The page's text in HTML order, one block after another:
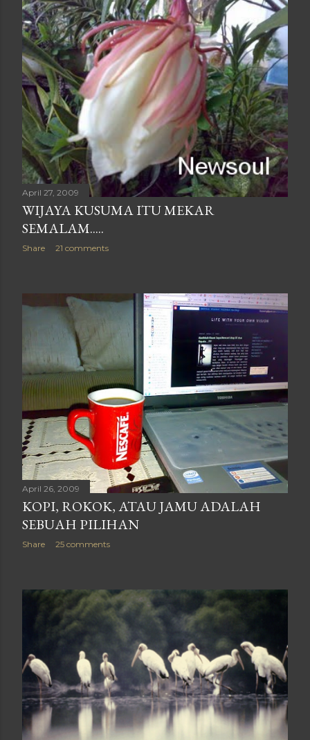
April 27, 2009
WIJAYA KUSUMA ITU MEKAR
SEMALAM.....
Share 21 comments
April 26, 2009
KOPI, ROKOK, ATAU JAMU ADALAH
SEBUAH PILIHAN
Share 25 comments